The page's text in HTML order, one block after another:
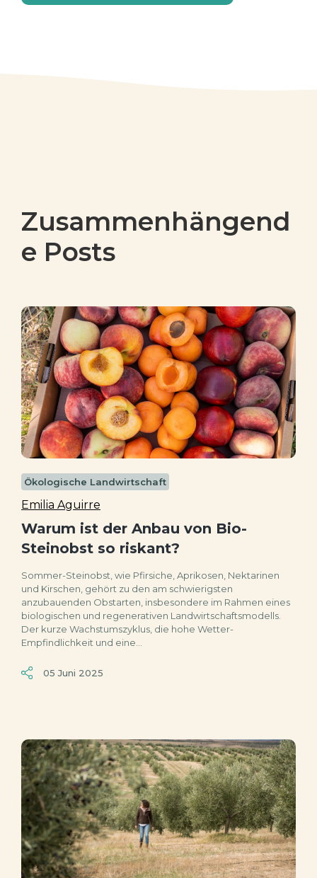
Zusammenhängend
e Posts
Ökologische Landwirtschaft
Emilia Aguirre
Warum ist der Anbau von Bio-
Steinobst so riskant?
Sommer-Steinobst, wie Pfirsiche, Aprikosen, Nektarinen
und Kirschen, gehört zu den am schwierigsten
anzubauenden Obstarten, insbesondere im Rahmen eines
biologischen und regenerativen Landwirtschaftsmodells.
Der kurze Wachstumszyklus, die hohe Wetter-
Empfindlichkeit und eine...
05 Juni 2025